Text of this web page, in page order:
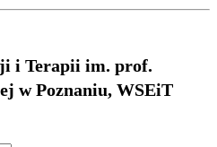
i Terapii im. prof.
w Poznaniu, WSEiT